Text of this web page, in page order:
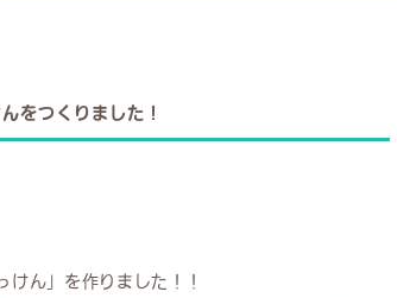
をつくりました！
けん」を作りました！！